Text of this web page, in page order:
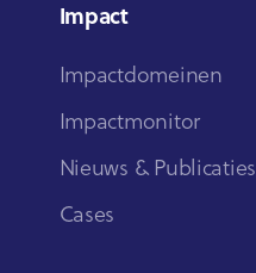
Impact
Impactdomeinen
Impactmonitor
Nieuws & Publicaties
Cases